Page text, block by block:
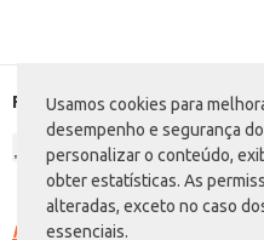
Usamos cookies para
desempenho e segurança
personalizar o conteúdo,
obter estatísticas. As
alteradas, exceto no caso
essenciais.
Formas de pagamento
Racismo é crime. Denuncie.